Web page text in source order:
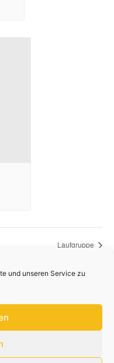
und unseren Service zu
Laufgruppe